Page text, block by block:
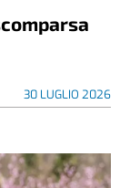
30 LUGLIO 2026